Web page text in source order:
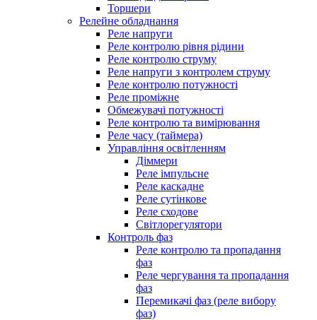
Торшери
Релейне обладнання
Реле напруги
Реле контролю рівня рідини
Реле контролю струму
Реле напруги з контролем струму
Реле контролю потужності
Реле проміжне
Обмежувачі потужності
Реле контролю та вимірювання
Реле часу (таймера)
Управління освітленням
Діммери
Реле імпульсне
Реле каскадне
Реле сутінкове
Реле сходове
Світлорегулятори
Контроль фаз
Реле контролю та пропадання
фаз
Реле чергування та пропадання
фаз
Перемикачі фаз (реле вибору
фаз)